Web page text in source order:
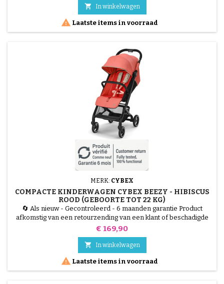
combineert hygiëne en comfort. Het 100% waterdichte PVC-
oppervlak is gemakkelijk schoon te maken, terwijl de vulling van...
 In winkelwagen
 Laatste items in voorraad
MERK: CYBEX
COMPACTE KINDERWAGEN CYBEX BEEZY - HIBISCUS
ROOD (GEBOORTE TOT 22 KG)
🔄 Als nieuw - Gecontroleerd - 6 maanden garantie Product
afkomstig van een retourzending van een klant of beschadigde
verpakking, getest door onze technici en 100% functioneel. De
compacte wandelwagen voor in de stad. Ontworpen om
maximaal comfort te bieden zonder afbreuk te doen aan de...
Prijs
€ 169,90
 In winkelwagen
 Laatste items in voorraad